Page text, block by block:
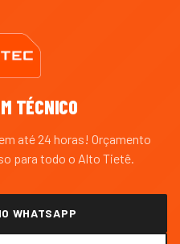
TÉCNICO
até 24 horas! Orçamento
para todo o Alto Tietê.
WHATSAPP